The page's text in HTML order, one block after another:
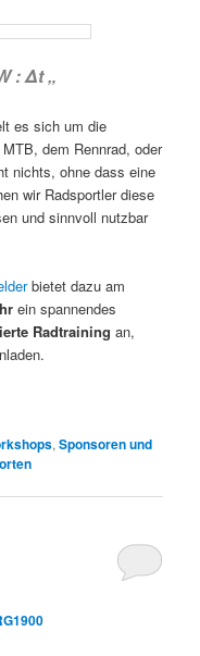
: Δt „
es sich um die
dem Rennrad, oder
nichts, ohne dass eine
wir Radsportler diese
und sinnvoll nutzbar
bietet dazu am
ein spannendes
Radtraining an,
,Sponsoren und